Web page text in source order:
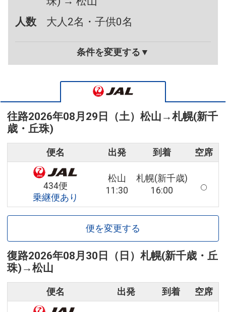
人数
大人2名・子供0名
条件を変更する▼
往路2026年08月29日（土） 松山 →札幌(新千
歳・丘珠)
便名 出発 到着 空席
434便
乗継便あり
松山
11:30
札幌(新千歳)
16:00
便を変更する
復路2026年08月30日（日） 札幌(新千歳・丘
珠) →松山
便名 出発 到着 空席